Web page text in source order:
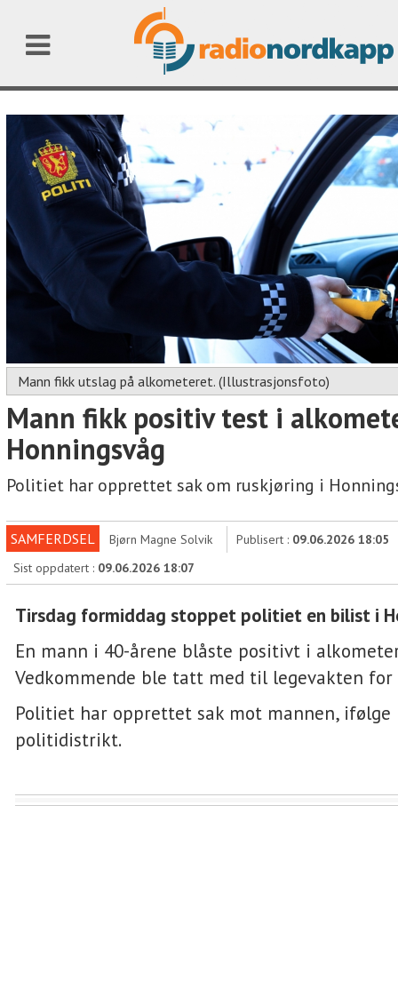
Mann fikk utslag på alkometeret. (Illustrasjonsfoto)
Mann fikk positiv test i
Honningsvåg
Politiet har opprettet sak om ruskjøring i
SAMFERDSEL Bjørn Magne Solvik Publisert : 09.06.2026 18:05
Sist oppdatert : 09.06.2026 18:07
Tirsdag formiddag stoppet politiet en bilist i
En mann i 40-årene blåste positivt i
Vedkommende ble tatt med til legevakten
Politiet har opprettet sak mot mannen, ifølge
politidistrikt.